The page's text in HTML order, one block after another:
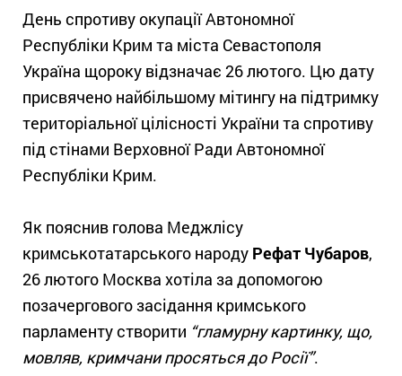
День спротиву окупації Автономної
Республіки Крим та міста Севастополя
Україна щороку відзначає 26 лютого. Цю дату
присвячено найбільшому мітингу на підтримку
територіальної цілісності України та спротиву
під стінами Верховної Ради Автономної
Республіки Крим.
Як пояснив голова Меджлісу
кримськотатарського народу Рефат Чубаров,
26 лютого Москва хотіла за допомогою
позачергового засідання кримського
парламенту створити “гламурну картинку, що,
мовляв, кримчани просяться до Росії”.